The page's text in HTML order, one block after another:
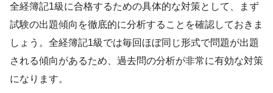
全経簿記1級に合格するための具体的な対策として、まず
試験の出題傾向を徹底的に分析することを確認しておきま
しょう。全経簿記1級では毎回ほぼ同じ形式で問題が出題
される傾向があるため、過去問の分析が非常に有効な対策
になります。